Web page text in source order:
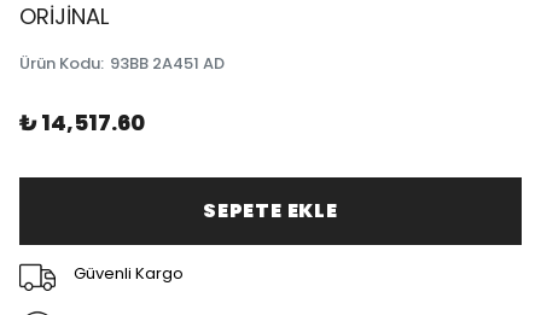
ORİJİNAL
Ürün Kodu: 93BB 2A451 AD
₺ 14,517.60
SEPETE EKLE
Güvenli Kargo